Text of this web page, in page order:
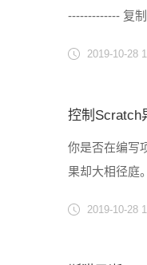
------------- 复
2019-10-28
控制Scratch
你是否在编写
果却大相径庭
2019-10-28